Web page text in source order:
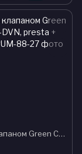
Шланг з клапаном Green Cycle GPA-DVN, presta + schrader